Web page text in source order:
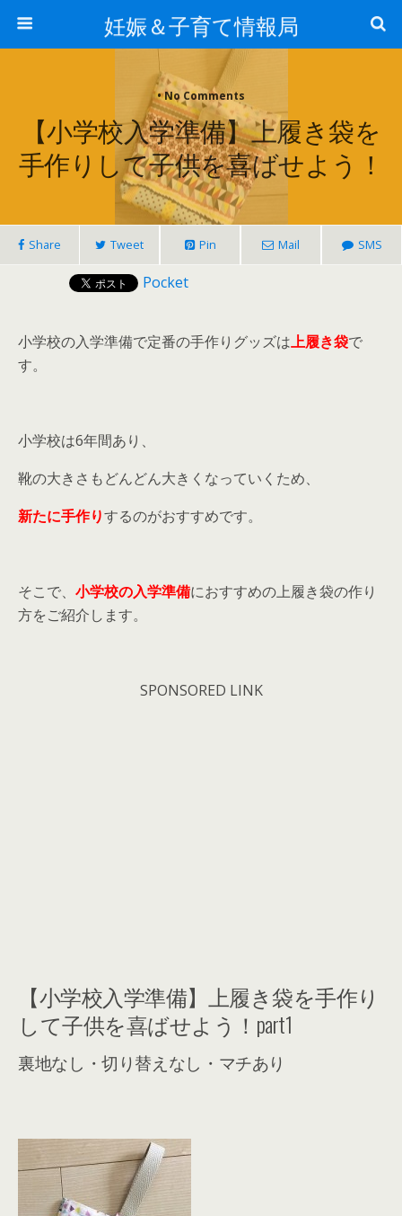
妊娠＆子育て情報局
• No Comments
【小学校入学準備】上履き袋を
手作りして子供を喜ばせよう！
Share Tweet Pin Mail SMS
Pocket
小学校の入学準備で定番の手作りグッズは上履き袋で
す。
小学校は6年間あり、
靴の大きさもどんどん大きくなっていくため、
新たに手作りするのがおすすめです。
そこで、 小学校の入学準備におすすめの上履き袋の作り
方をご紹介します。
SPONSORED LINK
【小学校入学準備】上履き袋を手作り
して子供を喜ばせよう！part1
裏地なし・切り替えなし・マチあり